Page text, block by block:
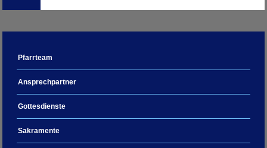
Pfarrteam
Ansprechpartner
Gottesdienste
Sakramente